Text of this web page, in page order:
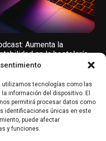
utilizamos tecnologías como las
información del dispositivo. El
permitirá procesar datos como
identificaciones únicas en este
puede afectar
y funciones.
Aumenta la
en la hostelería
la digitalización
Tecnologías Digitales